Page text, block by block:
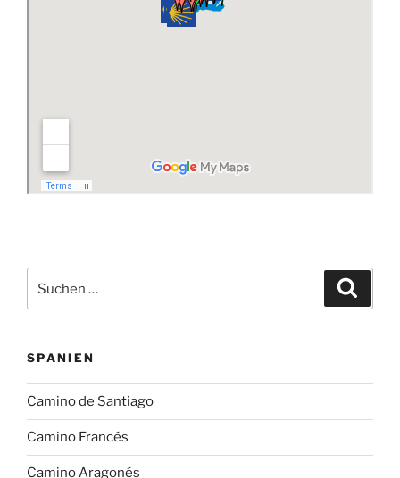
nach:
SPANIEN
Camino de Santiago
Camino Francés
Camino Aragonés